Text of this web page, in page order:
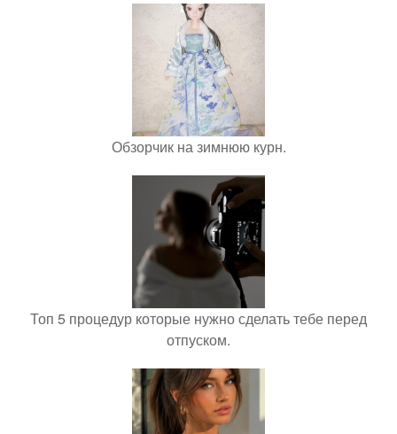
Обзорчик на зимнюю курн.
Топ 5 процедур которые нужно сделать тебе перед
отпуском.